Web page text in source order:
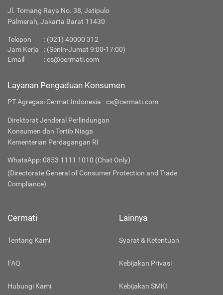
Jl. Tomang Raya No. 38, Jatipulo
Palmerah, Jakarta Barat 11430
Telepon
: (021) 40000 312
Jam Kerja
: (Senin-Jumat 9:00-17:00)
Email
:cs@cermati.com
Layanan Pengaduan Konsumen
PT Agregasi Cermat Indonesia - cs@cermati.com
Direktorat Jenderal Perlindungan
Konsumen dan Tertib Niaga
Kementerian Perdagangan RI
WhatsApp: 0853 1111 1010 (Chat Only)
(Directorate General of Consumer Protection and Trade
Compliance)
Cermati
Tentang Kami
FAQ
Hubungi Kami
Lainnya
Syarat & Ketentuan
Kebijakan Privasi
Kebijakan SMKI